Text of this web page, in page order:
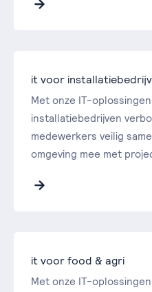
it voor
Met onze IT-
installatiebedrijven
medewerkers veilig
omgeving mee met
it voor food & agri
Met onze IT-